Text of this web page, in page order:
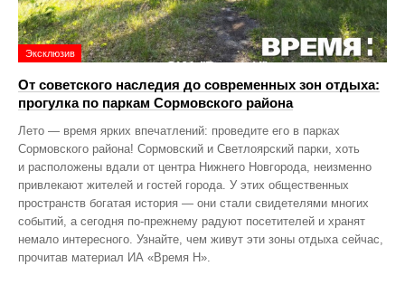
Эксклюзив
От советского наследия до современных зон отдыха:
прогулка по паркам Сормовского района
Лето — время ярких впечатлений: проведите его в парках
Сормовского района! Сормовский и Светлоярский парки, хоть
и расположены вдали от центра Нижнего Новгорода, неизменно
привлекают жителей и гостей города. У этих общественных
пространств богатая история — они стали свидетелями многих
событий, а сегодня по‑прежнему радуют посетителей и хранят
немало интересного. Узнайте, чем живут эти зоны отдыха сейчас,
прочитав материал ИА «Время Н».